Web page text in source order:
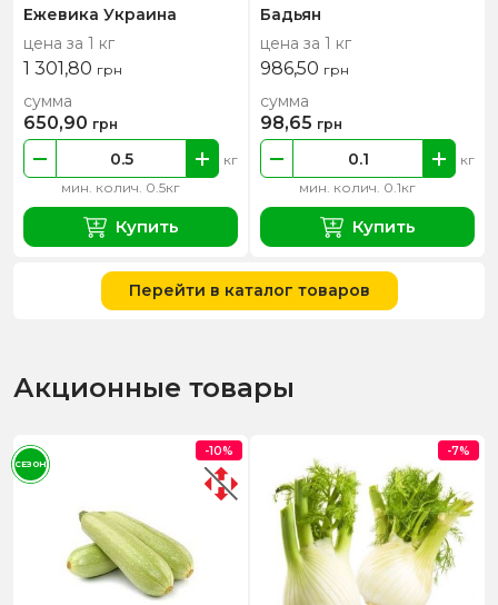
Ежевика Украина
цена за 1 кг
1 301,80 грн
мин. колич. 0.5кг
кг
сумма
650,90 грн
Купить
Бадьян
цена за 1 кг
986,50 грн
мин. колич. 0.1кг
кг
сумма
98,65 грн
Купить
Перейти в каталог товаров
Акционные товары
-10%
СЕЗОН
-7%